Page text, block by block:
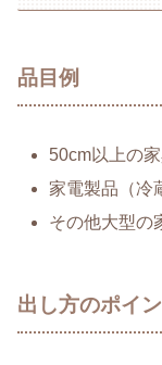
品目例
50cm以上の
家電製品（冷
その他大型の
出し方のポイ